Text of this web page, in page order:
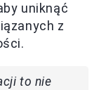
uniknąć
z
to nie